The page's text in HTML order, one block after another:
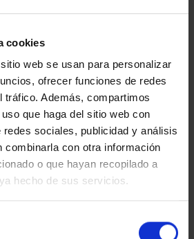
cookies
web se usan para personalizar
ofrecer funciones de redes
tráfico. Además, compartimos
que haga del sitio web con
sociales, publicidad y análisis
combinarla con otra información
o que hayan recopilado a
hecho de sus servicios.
PROCLAMACIÓN FELIPE
VI (2024) CINCUENTÍN
610,00 €